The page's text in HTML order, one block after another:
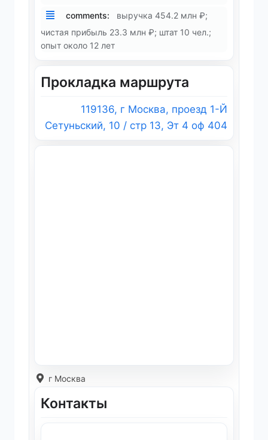
comments:
выручка 454.2 млн ₽;
чистая прибыль 23.3 млн ₽; штат 10 чел.;
опыт около 12 лет
Прокладка маршрута
119136, г Москва, проезд 1-Й
Сетуньский, 10 / стр 13, Эт 4 оф 404
г Москва
Контакты